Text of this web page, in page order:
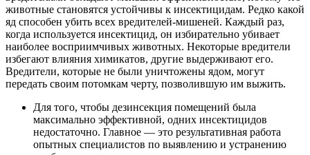
животные становятся устойчивы к инсектицидам. Редко какой
яд способен убить всех вредителей-мишеней. Каждый раз,
когда используется инсектицид, он избирательно убивает
наиболее восприимчивых животных. Некоторые вредители
избегают влияния химикатов, другие выдерживают его.
Вредители, которые не были уничтожены ядом, могут
передать своим потомкам черту, позволившую им выжить.
Для того, чтобы дезинсекция помещений была
максимально эффективной, одних инсектицидов
недостаточно. Главное — это результативная работа
опытных специалистов по выявлению и устранению